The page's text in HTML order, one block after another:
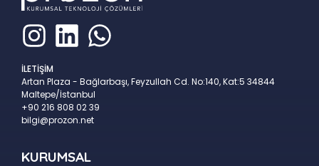
İLETİŞİM
Artan Plaza - Bağlarbaşı, Feyzullah Cd. No:140, Kat:5 34844
Maltepe/İstanbul
+90 216 808 02 39
bilgi@prozon.net
KURUMSAL